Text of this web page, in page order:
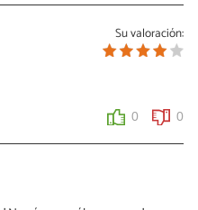
Su valoración:
0 0